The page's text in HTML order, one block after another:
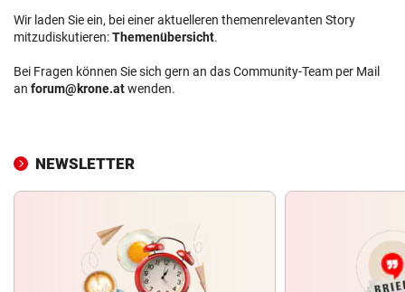
Wir laden Sie ein, bei einer aktuelleren themenrelevanten Story
mitzudiskutieren:Themenübersicht.
Bei Fragen können Sie sich gern an das Community-Team per Mail
an forum@krone.atwenden.
NEWSLETTER